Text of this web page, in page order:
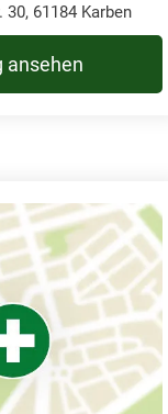
30, 61184 Karben
ansehen